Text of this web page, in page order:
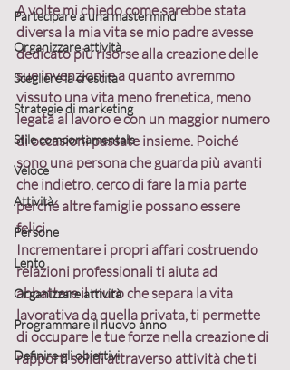
Partecipare a una mastermind
Organizzare attività
Scegliere la crescita
Strategie di marketing
Stile comportamentale
Veloce
Attività
Persone
Lento
Organizzare attività
Programmare il nuovo anno
Definire gli obiettivi
A volte mi chiedo come sarebbe stata
diversa la mia vita se mio padre avesse
dedicato più risorse alla creazione delle
sue invenzioni e a quanto avremmo
vissuto una vita meno frenetica, meno
legata al lavoro e con un maggior numero
di occasioni passate insieme. Poiché
sono una persona che guarda più avanti
che indietro, cerco di fare la mia parte
perché altre famiglie possano essere
felici.
Incrementare i propri affari costruendo
relazioni professionali ti aiuta ad
abbattere il muro che separa la vita
lavorativa da quella privata, ti permette
di occupare le tue forze nella creazione di
rapporti solidi attraverso attività che ti